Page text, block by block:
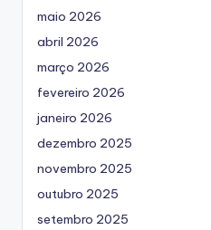
maio 2026
abril 2026
março 2026
fevereiro 2026
janeiro 2026
dezembro 2025
novembro 2025
outubro 2025
setembro 2025